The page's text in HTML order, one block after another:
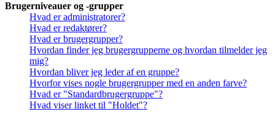
Brugerniveauer og -grupper
Hvad er administratorer?
Hvad er redaktører?
Hvad er brugergrupper?
Hvordan finder jeg brugergrupperne og hvordan tilmelder jeg
mig?
Hvordan bliver jeg leder af en gruppe?
Hvorfor vises nogle brugergrupper med en anden farve?
Hvad er "Standardbrugergruppe"?
Hvad viser linket til "Holdet"?